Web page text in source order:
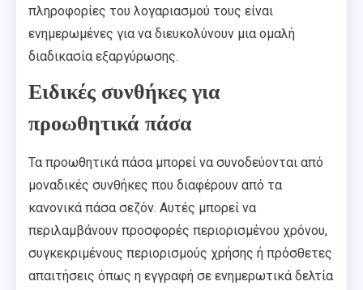
πληροφορίες του λογαριασμού τους είναι
ενημερωμένες για να διευκολύνουν μια ομαλή
διαδικασία εξαργύρωσης.
Ειδικές συνθήκες για
προωθητικά πάσα
Τα προωθητικά πάσα μπορεί να συνοδεύονται από
μοναδικές συνθήκες που διαφέρουν από τα
κανονικά πάσα σεζόν. Αυτές μπορεί να
περιλαμβάνουν προσφορές περιορισμένου χρόνου,
συγκεκριμένους περιορισμούς χρήσης ή πρόσθετες
απαιτήσεις όπως η εγγραφή σε ενημερωτικά δελτία